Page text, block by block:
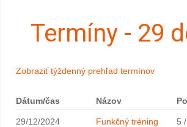
Termíny - 29
Zobraziť týždenný prehľad termínov
Dátum/čas Názov
29/12/2024
Funkčný tréning
5